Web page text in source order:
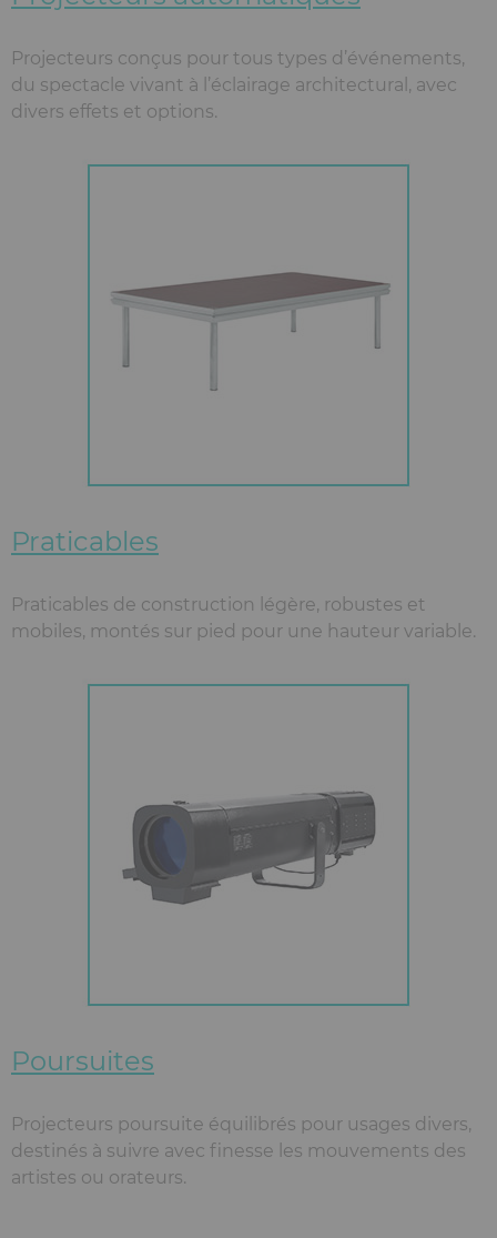
Projecteurs conçus pour tous types d’événements,
du spectacle vivant à l’éclairage architectural, avec
divers effets et options.
Praticables
Praticables de construction légère, robustes et
mobiles, montés sur pied pour une hauteur variable.
Poursuites
Projecteurs poursuite équilibrés pour usages divers,
destinés à suivre avec finesse les mouvements des
artistes ou orateurs.